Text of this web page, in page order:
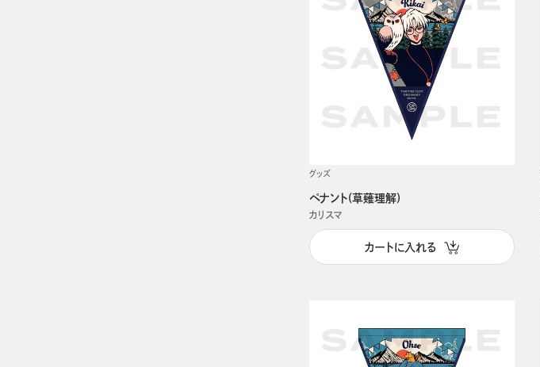
グッズ
ペナント(草薙理解)
カリスマ
カートに入れる